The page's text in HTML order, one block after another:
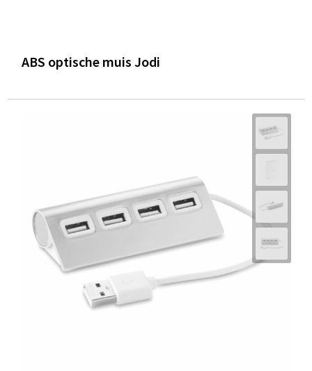
ABS optische muis Jodi